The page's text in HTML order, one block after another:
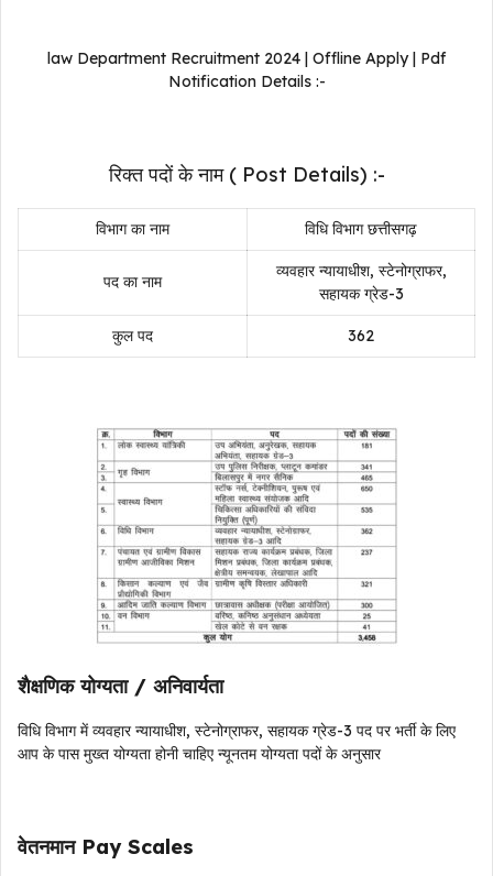
law Department Recruitment 2024 | Offline Apply | Pdf
Notification Details :-
रिक्त पदों के नाम ( Post Details) :-
विभाग का नाम विधि विभाग छत्तीसगढ़
पद का नाम
व्यवहार न्यायाधीश, स्टेनोग्राफर,
सहायक ग्रेड-3
कुल पद 362
शैक्षणिक योग्यता / अनिवार्यता
विधि विभागमें व्यवहार न्यायाधीश, स्टेनोग्राफर, सहायक ग्रेड-3 पद पर भर्तीके लिए
आप के पास मुख्त योग्यता होनी चाहिए न्यूनतम योग्यता पदों के अनुसार
वेतनमान Pay Scales